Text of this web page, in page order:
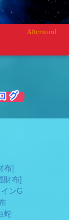
Afterword
グ
布]
財布]
ンG
蛇